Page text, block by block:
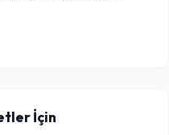
İçin